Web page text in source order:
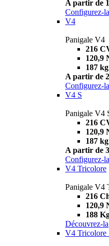
A partir de
Configurez-la
V4
Panigale V4
216
120,9
187 kg
A partir de
Configurez-la
V4 S
Panigale V4
216
120,9
187 kg
A partir de
Configurez-la
V4 Tricolore
Panigale V4
216
120,9
188
Découvrez-la
V4 Tricolore